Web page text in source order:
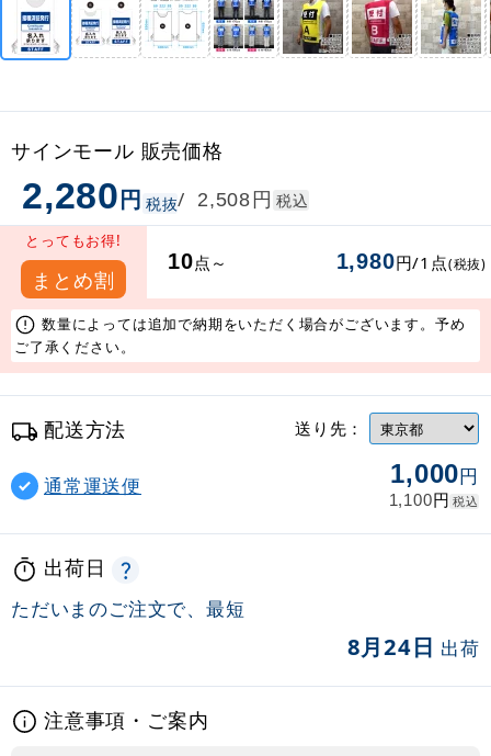
サインモール 販売価格
2,280円 税抜/ 2,508円 税込
とってもお得!
まとめ割
10点～ 1,980円/1点(税抜)
数量によっては追加で納期をいただく場合がございます。予め
ご了承ください。
配送方法 送り先：
通常運送便 1,000円
1,100円 税込
出荷日
ただいまのご注文で、最短
8月24日 出荷
注意事項・ご案内